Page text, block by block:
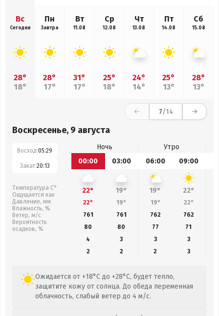
Вс
Сегодня
28°
18°
Пн
Завтра
28°
17°
Вт
11.08
31°
17°
Ср
12.08
25°
18°
Чт
13.08
24°
14°
Пт
14.08
25°
13°
Сб
15.08
28°
13°
7/14
Воскресенье, 9 августа
Восход:05:29
Закат:20:13
Температура С°
Ощущается как
Давление, мм
Влажность, %
Ветер, м/с
Вероятность
осадков, %
Ночь
Утро
00:00
03:00 06:00 09:00
22° 19° 19° 22°
22° 19° 19° 22°
761
761 762 762
80
80 77 71
4
3 3
3
2
2 2 3
Ожидается от +18°C до +28°C, будет тепло,
защитите кожу от солнца. До обеда переменная
облачность, слабый ветер до 4 м/с.